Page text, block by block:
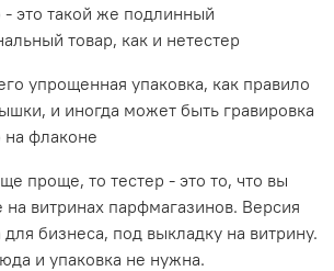
- это такой же подлинный
товар, как и нетестер
упрощенная упаковка, как правило
и иногда может быть гравировка
на флаконе
проще, то тестер - это то, что вы
на витринах парфмагазинов. Версия
для бизнеса, под выкладку на витрину.
и упаковка не нужна.